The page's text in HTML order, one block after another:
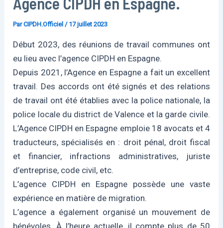
ParCIPDH.Officiel/ 17 juillet 2023
Début 2023, des réunions de travail communes ont
eu lieu avec l’agence CIPDH en Espagne.
Depuis 2021, l’Agence en Espagne a fait un excellent
travail. Des accords ont été signés et des relations
de travail ont été établies avec la police nationale, la
police locale du district de Valence et la garde civile.
L’Agence CIPDH en Espagne emploie 18 avocats et 4
traducteurs, spécialisés en : droit pénal, droit fiscal
et financier, infractions administratives, juriste
d’entreprise, code civil, etc.
L’agence CIPDH en Espagne possède une vaste
expérience en matière de migration.
L’agence a également organisé un mouvement de